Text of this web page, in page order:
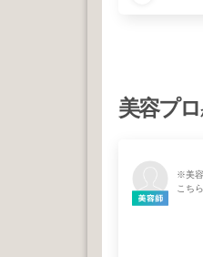
美容プロ
※美容
こち